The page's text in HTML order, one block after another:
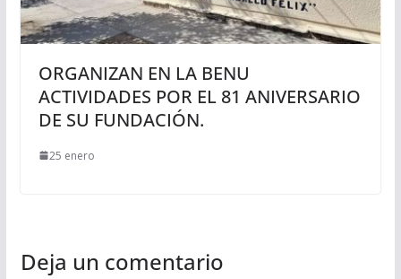
ORGANIZAN EN LA BENU
ACTIVIDADES POR EL 81 ANIVERSARIO
DE SU FUNDACIÓN.
25 enero
Deja un comentario